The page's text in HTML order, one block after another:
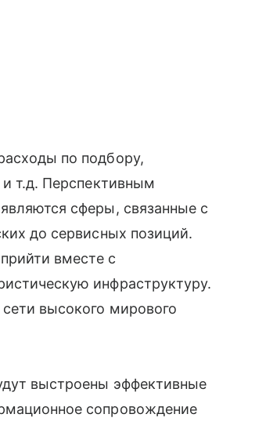
по подбору,
т.д. Перспективным
сферы, связанные с
до сервисных позиций.
вместе с
инфраструктуру.
высокого мирового
выстроены эффективные
сопровождение